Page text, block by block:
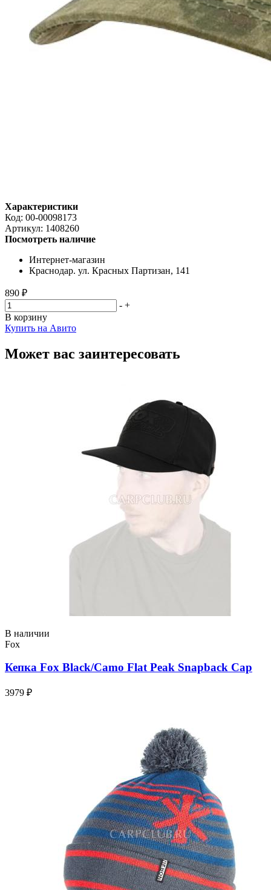
Характеристики
Код: 00-00098173
Артикул: 1408260
Посмотреть наличие
Интернет-магазин
Краснодар. ул. Красных Партизан, 141
890 ₽
- +
В корзину
Купить на Авито
Может вас заинтересовать
В наличии
Fox
Кепка Fox Black/Camo Flat Peak Snapback Cap
3979 ₽